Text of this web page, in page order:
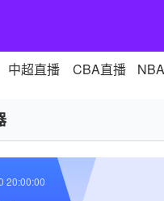
中超直播 CBA直播
20:00:00